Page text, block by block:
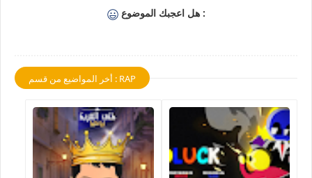
هل اعجبك الموضوع :
أخر المواضيع من قسم : RAP